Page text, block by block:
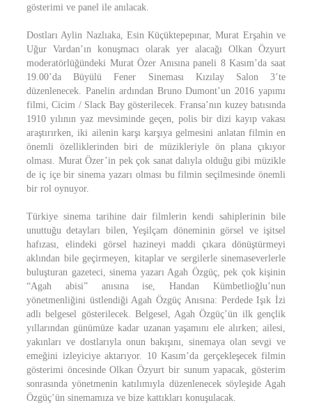
gösterimi ve panel ile anılacak.
Dostları Aylin Nazlıaka, Esin Küçüktepepınar, Murat Erşahin ve
Uğur Vardan’ın konuşmacı olarak yer alacağı Olkan Özyurt
moderatörlüğündeki Murat Özer Anısına paneli 8 Kasım’da saat
19.00’da Büyülü Fener Sineması Kızılay Salon 3’te
düzenlenecek. Panelin ardından Bruno Dumont’un 2016 yapımı
filmi, Cicim / Slack Bay gösterilecek. Fransa’nın kuzey batısında
1910 yılının yaz mevsiminde geçen, polis bir dizi kayıp vakası
araştırırken, iki ailenin karşı karşıya gelmesini anlatan filmin en
önemli özelliklerinden biri de müzikleriyle ön plana çıkıyor
olması. Murat Özer’in pek çok sanat dalıyla olduğu gibi müzikle
de iç içe bir sinema yazarı olması bu filmin seçilmesinde önemli
bir rol oynuyor.
Türkiye sinema tarihine dair filmlerin kendi sahiplerinin bile
unuttuğu detayları bilen, Yeşilçam döneminin görsel ve işitsel
hafızası, elindeki görsel hazineyi maddi çıkara dönüştürmeyi
aklından bile geçirmeyen, kitaplar ve sergilerle sinemaseverlerle
buluşturan gazeteci, sinema yazarı Agah Özgüç, pek çok kişinin
“Agah abisi” anısına ise, Handan Kümbetlioğlu’nun
yönetmenliğini üstlendiği Agah Özgüç Anısına: Perdede Işık İzi
adlı belgesel gösterilecek. Belgesel, Agah Özgüç’ün ilk gençlik
yıllarından günümüze kadar uzanan yaşamını ele alırken; ailesi,
yakınları ve dostlarıyla onun bakışını, sinemaya olan sevgi ve
emeğini izleyiciye aktarıyor. 10 Kasım’da gerçekleşecek filmin
gösterimi öncesinde Olkan Özyurt bir sunum yapacak, gösterim
sonrasında yönetmenin katılımıyla düzenlenecek söyleşide Agah
Özgüç’ün sinemamıza ve bize kattıkları konuşulacak.